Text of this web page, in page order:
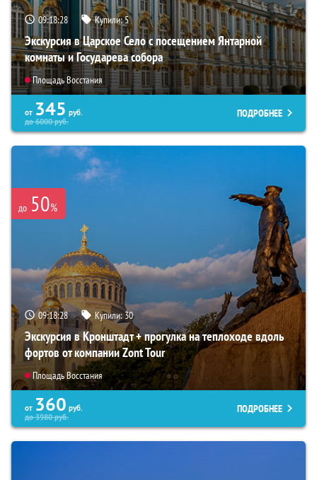
09:18:27 Купили:5
Экскурсия в Царское Село с посещением Янтарной
комнаты и Государева собора
Площадь Восстания
от 345 руб.
до6000руб.
ПОДРОБНЕЕ
до 50%
09:18:27 Купили:30
Экскурсия в Кронштадт + прогулка на теплоходе вдоль
фортов от компании Zont Tour
Площадь Восстания
от 360 руб.
до3980руб.
ПОДРОБНЕЕ